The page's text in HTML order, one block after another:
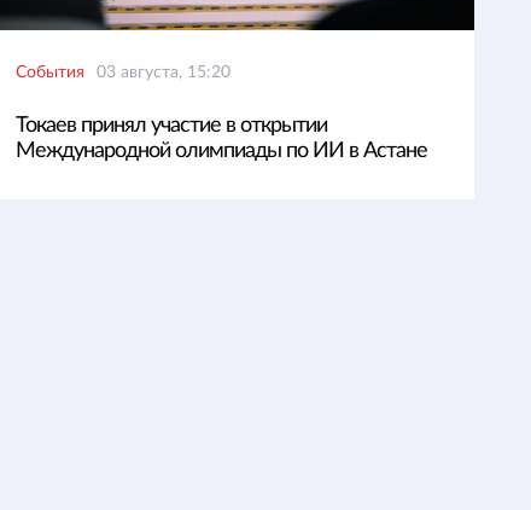
События 03 августа, 15:20
Токаев принял участие в открытии
Международной олимпиады по ИИ в Астане